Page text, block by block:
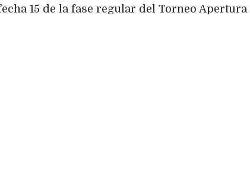
15 de la fase regular del Torneo Apertura